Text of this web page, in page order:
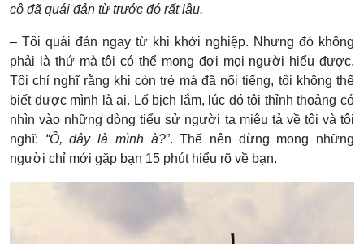
cô đã quái đản từ trước đó rất lâu.
– Tôi quái đản ngay từ khi khởi nghiệp. Nhưng đó không
phải là thứ mà tôi có thể mong đợi mọi người hiểu được.
Tôi chỉ nghĩ rằng khi còn trẻ mà đã nổi tiếng, tôi không thể
biết được mình là ai. Lố bịch lắm, lúc đó tôi thỉnh thoảng có
nhìn vào những dòng tiểu sử người ta miêu tả về tôi và tôi
nghĩ: “Ồ, đây là mình à?”. Thế nên đừng mong những
người chỉ mới gặp bạn 15 phút hiểu rõ về bạn.